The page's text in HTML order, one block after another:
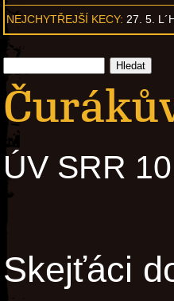
NEJCHYTŘEJŠÍ KECY: 27. 5.
ÚV SRR
Skejťáci